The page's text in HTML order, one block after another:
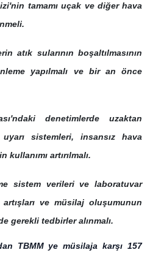
tamamı uçak ve diğer hava
atık sularının boşaltılmasının
yapılmalı ve bir an önce
denetimlerde uzaktan
sistemleri, insansız hava
artırılmalı.
sistem verileri ve laboratuvar
ve müsilaj oluşumunun
gerekli tedbirler alınmalı.